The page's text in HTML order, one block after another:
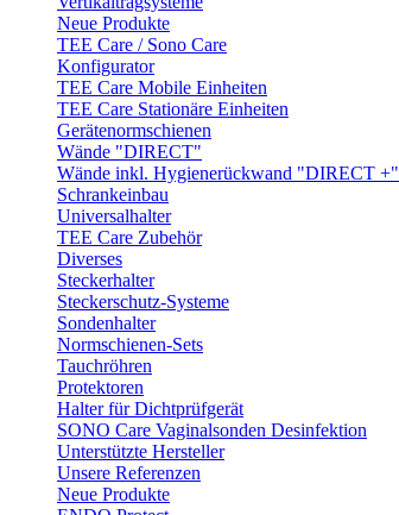
Neue Produkte
TEE Care / Sono Care
Konfigurator
TEE Care Mobile Einheiten
TEE Care Stationäre Einheiten
Gerätenormschienen
Wände "DIRECT"
Wände inkl. Hygienerückwand "DIRECT +"
Schrankeinbau
Universalhalter
TEE Care Zubehör
Diverses
Steckerhalter
Steckerschutz-Systeme
Sondenhalter
Normschienen-Sets
Tauchröhren
Protektoren
Halter für Dichtprüfgerät
SONO Care Vaginalsonden Desinfektion
Unterstützte Hersteller
Unsere Referenzen
Neue Produkte